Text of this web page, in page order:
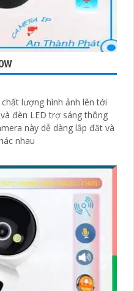
chất lượng hình ảnh lên tới
đèn LED trợ sáng thông
nhau